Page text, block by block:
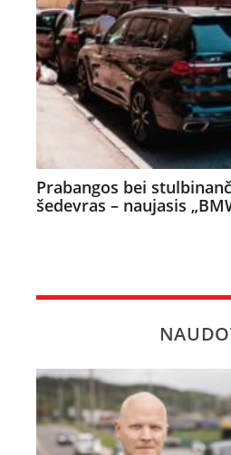
Prabangos bei
šedevras – naujasis